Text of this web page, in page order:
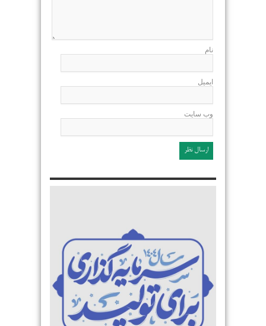
نام
ایمیل
وب سایت